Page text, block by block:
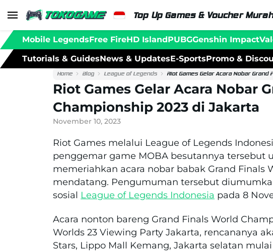
Top Up Games & Voucher
Mobile LegendsFree FireHD IslandPUBGGenshin Impact
Tutorials & GuidesNews & UpdatesE-SportsPromo &
Home Blog League of Legends Riot Games Gelar Acara Nobar
Riot Games Gelar Acara Nobar
Championship 2023 di Jakarta
November 10, 2023
Riot Games melalui League of Legends
penggemar game MOBA besutannya tersebut
memeriahkan acara nobar babak Grand Finals
mendatang. Pengumuman tersebut
sosial League of Legends Indonesia pada 8
Acara nonton bareng Grand Finals World
Worlds 23 Viewing Party Jakarta, rencananya
Stars, Lippo Mall Kemang, Jakarta selatan